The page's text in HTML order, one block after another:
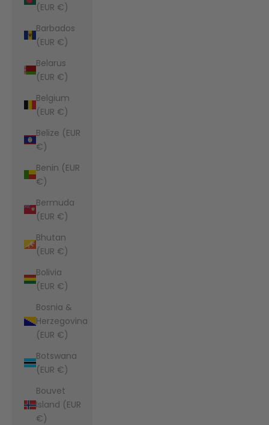
(EUR €)
Barbados
(EUR €)
Belarus
(EUR €)
Belgium
(EUR €)
Belize (EUR
€)
Benin (EUR
€)
Bermuda
(EUR €)
Bhutan
(EUR €)
Bolivia
(EUR €)
Bosnia &
Herzegovina
(EUR €)
Botswana
(EUR €)
Bouvet
Island (EUR
€)